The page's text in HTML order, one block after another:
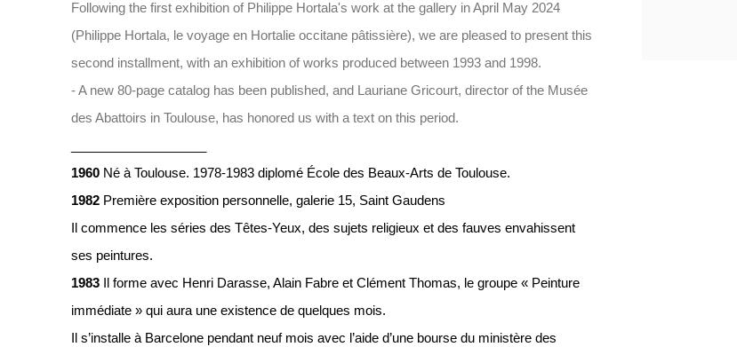
Following the first exhibition of Philippe Hortala's work at the gallery in April May 2024
(Philippe Hortala, le voyage en Hortalie occitane pâtissière), we are pleased to present this
second installment, with an exhibition of works produced between 1993 and 1998.
- A new 80-page catalog has been published, and Lauriane Gricourt, director of the Musée
des Abattoirs in Toulouse, has honored us with a text on this period.
1960 Né à Toulouse. 1978-1983 diplomé École des Beaux-Arts de Toulouse.
1982 Première exposition personnelle, galerie 15, Saint Gaudens
Il commence les séries des Têtes-Yeux, des sujets religieux et des fauves envahissent
ses peintures.
1983 Il forme avec Henri Darasse, Alain Fabre et Clément Thomas, le groupe « Peinture
immédiate » qui aura une existence de quelques mois.
Il s’installe à Barcelone pendant neuf mois avec l’aide d’une bourse du ministère des